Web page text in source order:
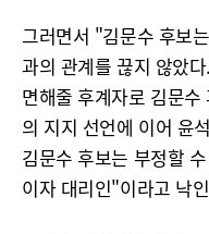
그러면서 "김문수 후보
과의 관계를 끊지 않았
면해줄 후계자로 김문
의 지지 선언에 이어 윤
김문수 후보는 부정할
이자 대리인"이라고 낙